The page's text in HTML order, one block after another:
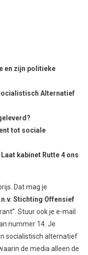
en zijn politieke
Alternatief
tot sociale
kabinet Rutte 4 ons
Dat mag je
Stichting Offensief
Stuur ook je e-mail
nummer 14. Je
socialistisch alternatief
de media alleen de